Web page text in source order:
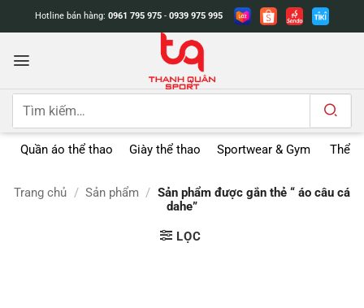
dung
Hotline bán hàng: 0961 795 975 - 0939 975 995
Tìm
Quần áo thể thao Giày thể thao Sportwear & Gym Thể
Trang chủ / Sản phẩm / Sản phẩm được gắn thẻ “ áo câu cá
dahe”
LỌC